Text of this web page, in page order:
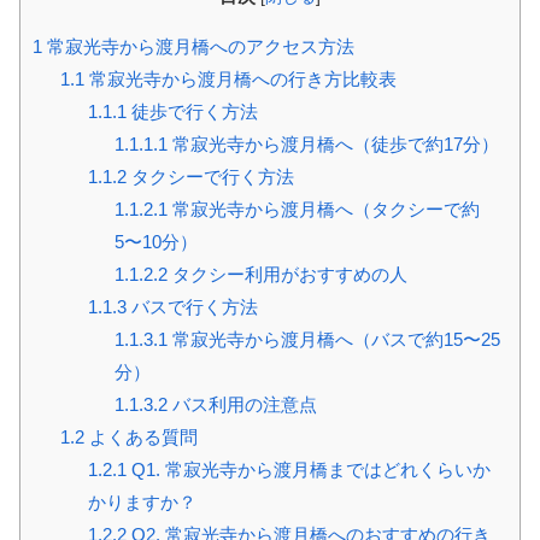
1 常寂光寺から渡月橋へのアクセス方法
1.1 常寂光寺から渡月橋への行き方比較表
1.1.1 徒歩で行く方法
1.1.1.1 常寂光寺から渡月橋へ（徒歩で約17分）
1.1.2タクシーで行く方法
1.1.2.1 常寂光寺から渡月橋へ（タクシーで約
5〜10分）
1.1.2.2 タクシー利用がおすすめの人
1.1.3バスで行く方法
1.1.3.1 常寂光寺から渡月橋へ（バスで約15〜25
分）
1.1.3.2 バス利用の注意点
1.2よくある質問
1.2.1 Q1. 常寂光寺から渡月橋まではどれくらいか
かりますか？
1.2.2Q2. 常寂光寺から渡月橋へのおすすめの行き